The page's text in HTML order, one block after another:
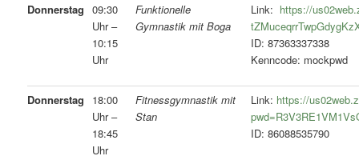
Donnerstag 09:30
Uhr –
10:15
Uhr
Funktionelle
Gymnastik mit Boga
Link: https://
ID: 87363337338
Kenncode: mockpwd
Donnerstag
18:00
Uhr –
18:45
Uhr
Fitnessgymnastik mit
Stan
Link: https://
ID: 86088535790